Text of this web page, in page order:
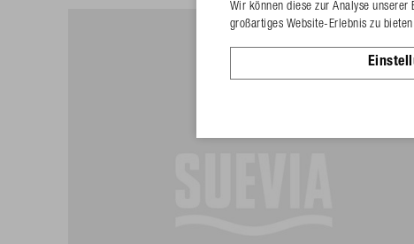
Wir können diese zur Analyse
großartiges Website-Erlebnis zu